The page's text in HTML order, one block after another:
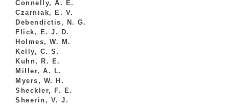
Connelly, A. E.
Czarniak, E. V.
Debendictis, N. G.
Flick, E. J. D.
Holmes, W. M.
Kelly, C. S.
Kuhn, R. E.
Miller, A. L.
Myers, W. H.
Sheckler, F. E.
Sheerin, V. J.